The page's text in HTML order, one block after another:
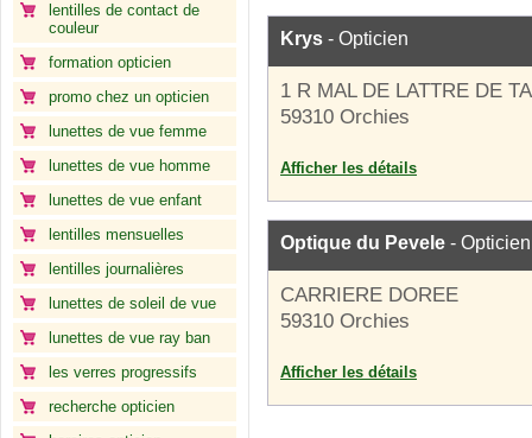
lentilles de contact de
couleur
formation opticien
promo chez un opticien
lunettes de vue femme
lunettes de vue homme
lunettes de vue enfant
lentilles mensuelles
lentilles journalières
lunettes de soleil de vue
lunettes de vue ray ban
les verres progressifs
recherche opticien
Krys - Opticien
1 R MAL DE LATTRE DE
59310 Orchies
Afficher les détails
Optique du Pevele - Opticien
CARRIERE DOREE
59310 Orchies
Afficher les détails